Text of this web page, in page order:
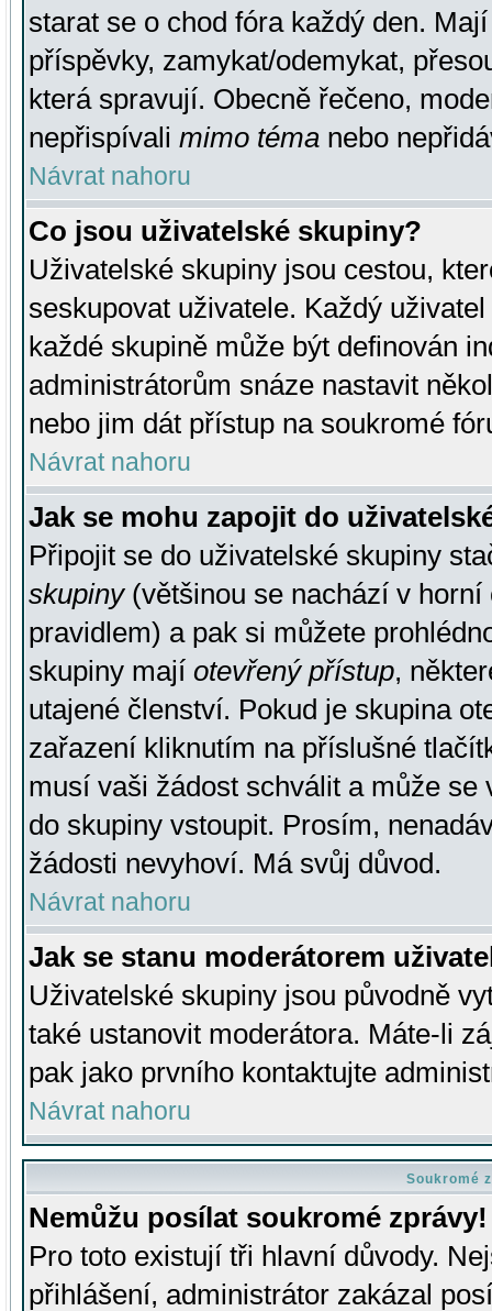
starat se o chod fóra každý den.
příspěvky, zamykat/odemykat,
která spravují. Obecně řečeno,
nepřispívali mimo téma nebo
Návrat nahoru
Co jsou uživatelské skupiny?
Uživatelské skupiny jsou cestou,
seskupovat uživatele. Každý
každé skupině může být definován
administrátorům snáze nastavit
nebo jim dát přístup na soukromé
Návrat nahoru
Jak se mohu zapojit do
Připojit se do uživatelské skupiny
skupiny(většinou se nachází v horní
pravidlem) a pak si můžete
skupiny mají otevřený přístup,
utajené členství. Pokud je skupina
zařazení kliknutím na příslušné
musí vaši žádost schválit a může se
do skupiny vstoupit. Prosím,
žádosti nevyhoví. Má svůj důvod.
Návrat nahoru
Jak se stanu moderátorem
Uživatelské skupiny jsou původně
také ustanovit moderátora. Máte-li
pak jako prvního kontaktujte
Návrat nahoru
Soukromé
Nemůžu posílat soukromé zprávy!
Pro toto existují tři hlavní důvody.
přihlášení, administrátor zakázal